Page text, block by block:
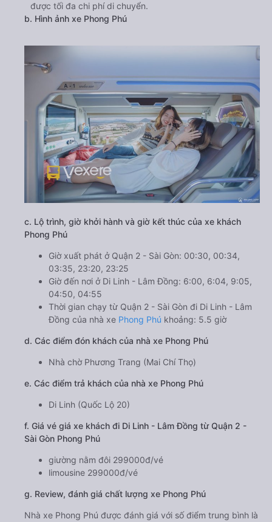
được tối đa chi phí di chuyển.
b. Hình ảnh xe Phong Phú
c. Lộ trình, giờ khởi hành và giờ kết thúc của xe khách
Phong Phú
Giờ xuất phát ở Quận 2 - Sài Gòn: 00:30, 00:34,
03:35, 23:20, 23:25
Giờ đến nơi ở Di Linh - Lâm Đồng: 6:00, 6:04, 9:05,
04:50, 04:55
Thời gian chạy từ Quận 2 - Sài Gòn đi Di Linh - Lâm
Đồng của nhà xe Phong Phú khoảng: 5.5 giờ
d. Các điểm đón khách của nhà xe Phong Phú
Nhà chờ Phương Trang (Mai Chí Thọ)
e. Các điểm trả khách của nhà xe Phong Phú
Di Linh (Quốc Lộ 20)
f. Giá vé giá xe khách đi Di Linh - Lâm Đồng từ Quận 2 -
Sài Gòn Phong Phú
giường nằm đôi 299000đ/vé
limousine 299000đ/vé
g. Review, đánh giá chất lượng xe Phong Phú
Nhà xe Phong Phú được đánh giá với số điểm trung bình là